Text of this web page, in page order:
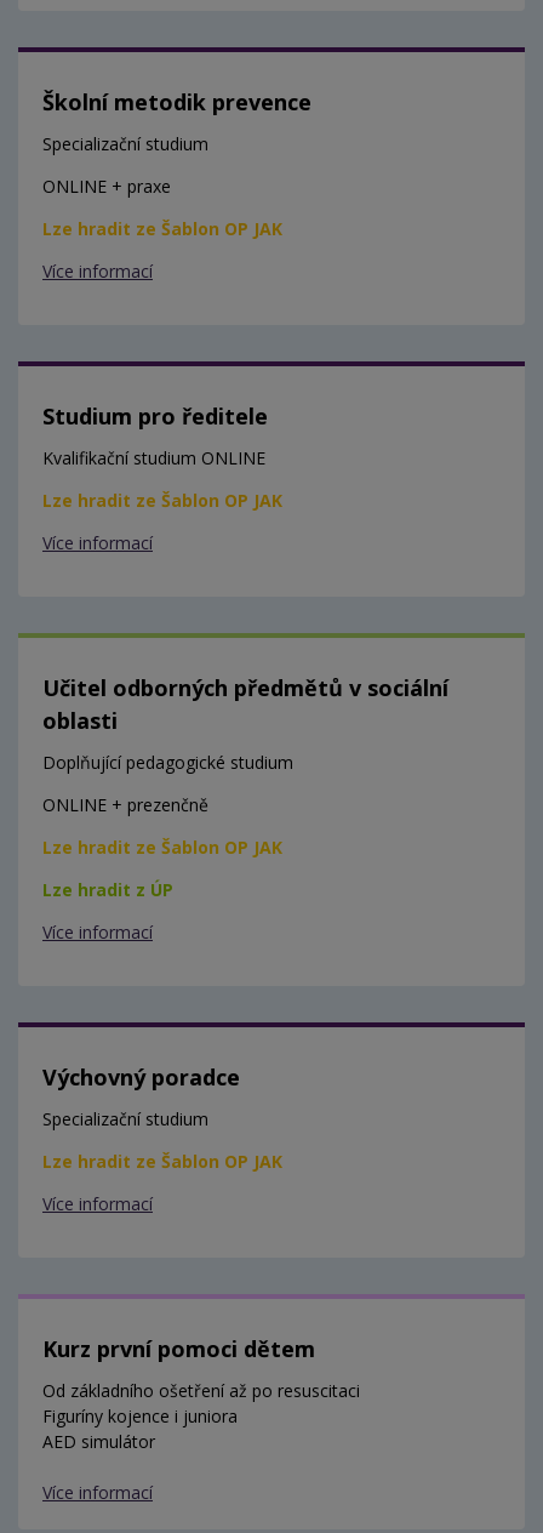
Školní metodik prevence
Specializační studium
ONLINE + praxe
Lze hradit ze Šablon OP JAK
Více informací
Studium pro ředitele
Kvalifikační studium ONLINE
Lze hradit ze Šablon OP JAK
Více informací
Učitel odborných předmětů v sociální
oblasti
Doplňující pedagogické studium
ONLINE + prezenčně
Lze hradit ze Šablon OP JAK
Lze hradit z ÚP
Více informací
Výchovný poradce
Specializační studium
Lze hradit ze Šablon OP JAK
Více informací
Kurz první pomoci dětem
Od základního ošetření až po resuscitaci
Figuríny kojence i juniora
AED simulátor
Více informací